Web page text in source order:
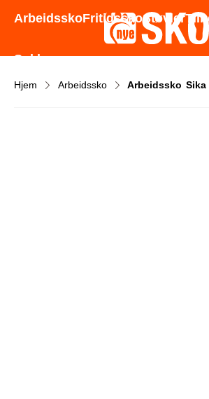
Godt utvalg - Gode priser - Rask
ArbeidsskoFritidsskoStøvler
Sokker
Hjem Arbeidssko Arbeidssko